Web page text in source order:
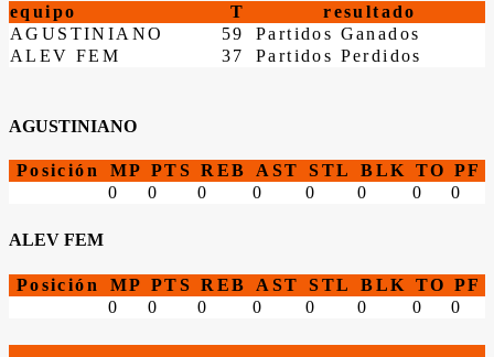
equipo T
resultado
AGUSTINIANO
59
Partidos Ganados
ALEV FEM
37 Partidos Perdidos
AGUSTINIANO
Posición MP PTS REB AST STL BLK TO PF
0
0 0 0 0 0 0 0
ALEV FEM
Posición MP PTS REB AST STL BLK TO PF
0
0 0 0 0 0 0 0